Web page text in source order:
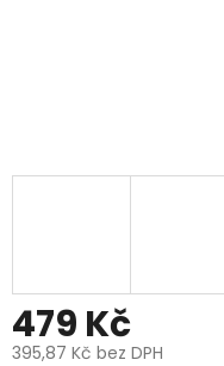
479 Kč
395,87 Kč bez DPH